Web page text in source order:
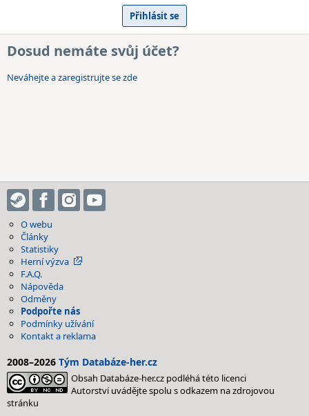
Dosud nemáte svůj účet?
Neváhejte a zaregistrujte se zde
O webu
Články
Statistiky
Herní výzva
F.A.Q.
Nápověda
Odměny
Podpořte nás
Podmínky užívání
Kontakt a reklama
2008–2026 Tým Databáze-her.cz
Obsah Databáze-her.cz podléhá této licenci
Autorství uvádějte spolu s odkazem na zdrojovou
stránku